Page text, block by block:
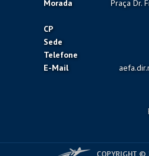
Morada
Praça Dr.
CP
Sede
Telefone
E-Mail
COPYRIGHT